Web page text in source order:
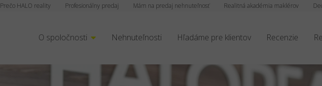
Realitná akadémia maklérov
Mám na predaj nehnuteľnosť
Profesionálny predaj
Prečo HALO reality
O spoločnosti Nehnuteľnosti Hľadáme pre klientov Recenzie